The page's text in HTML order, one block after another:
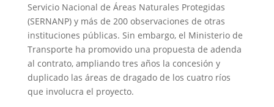
Servicio Nacional de Áreas Naturales Protegidas
(SERNANP) y más de 200 observaciones de otras
instituciones públicas. Sin embargo, el Ministerio de
Transporte ha promovido una propuesta de adenda
al contrato, ampliando tres años la concesión y
duplicado las áreas de dragado de los cuatro ríos
que involucra el proyecto.